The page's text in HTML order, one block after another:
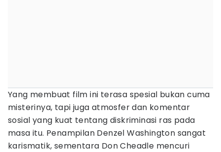
Yang membuat film ini terasa spesial bukan cuma
misterinya, tapi juga atmosfer dan komentar
sosial yang kuat tentang diskriminasi ras pada
masa itu. Penampilan Denzel Washington sangat
karismatik, sementara Don Cheadle mencuri